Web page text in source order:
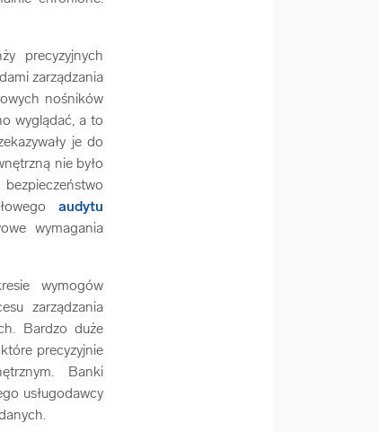
precyzyjnych
zarządzania
nośników
wyglądać, a to
je do
nie było
bezpieczeństwo
audytu
wymagania
wymogów
zarządzania
Bardzo duże
precyzyjnie
Banki
usługodawcy